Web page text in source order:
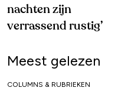
nachten zijn
verrassend rustig’
Meest gelezen
COLUMNS & RUBRIEKEN